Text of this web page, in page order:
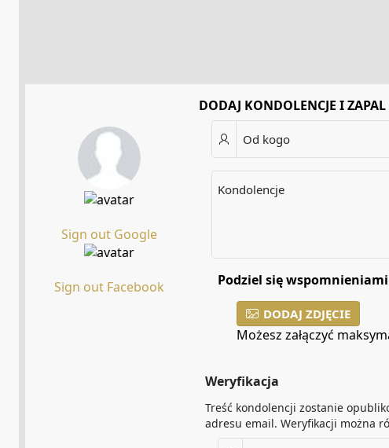
Sign out Google
Sign out Facebook
DODAJ KONDOLENCJE I
Od kogo
Kondolencje
Podziel się
DODAJ ZDJĘCIE
Możesz załączyć
Weryfikacja
Treść kondolencji zostanie
adresu email. Weryfikacji można